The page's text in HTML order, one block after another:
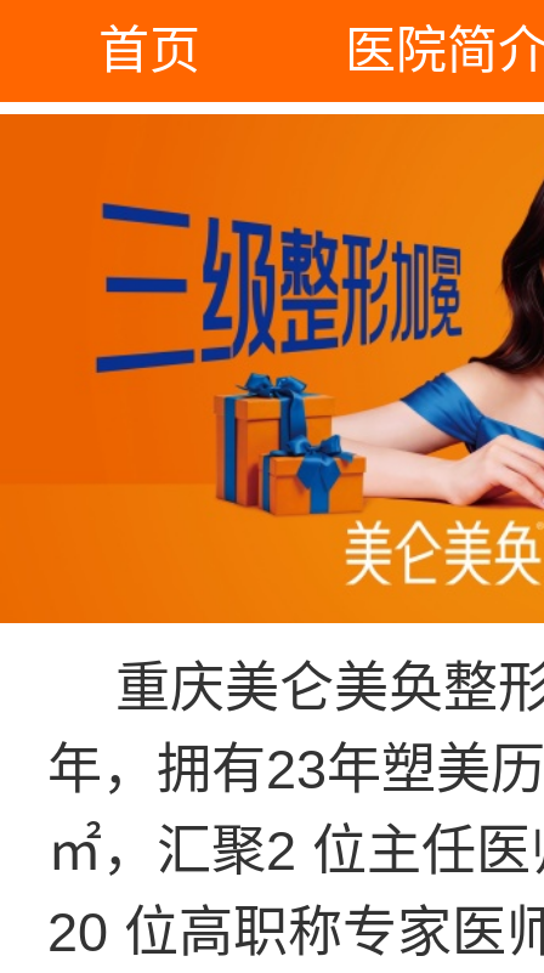
首页 医院简
重庆美仑美奂整
年，拥有23年塑美
㎡，汇聚2 位主任
20 位高职称专家医